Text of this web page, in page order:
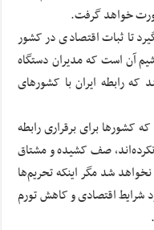
خواهد گرفت.
تا ثبات اقتصادی در کشور
آن است که مدیران دستگاه
که رابطه ایران با کشورهای
کشورها برای برقراری رابطه
صف کشیده و مشتاق
شد مگر اینکه تحریم‌ها
اقتصادی و کاهش تورم